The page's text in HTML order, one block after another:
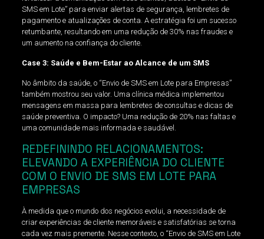
SMS em Lote” para enviar alertas de segurança, lembretes de
pagamento e atualizações de conta. A estratégia foi um sucesso
retumbante, resultando em uma redução de 30% nas fraudes e
um aumento na confiança do cliente.
Case 3: Saúde e Bem-Estar ao Alcance de um SMS
No âmbito da saúde, o “Envio de SMS em Lote para Empresas”
também mostrou seu valor. Uma clínica médica implementou
mensagens em massa para lembretes de consultas e dicas de
saúde preventiva. O impacto? Uma redução de 20% nas faltas e
uma comunidade mais informada e saudável.
REDEFININDO RELACIONAMENTOS:
ELEVANDO A EXPERIÊNCIA DO CLIENTE
COM O ENVIO DE SMS EM LOTE PARA
EMPRESAS
À medida que o mundo dos negócios evolui, a necessidade de
criar experiências de cliente memoráveis e satisfatórias se torna
cada vez mais premente. Nesse contexto, o “Envio de SMS em Lote